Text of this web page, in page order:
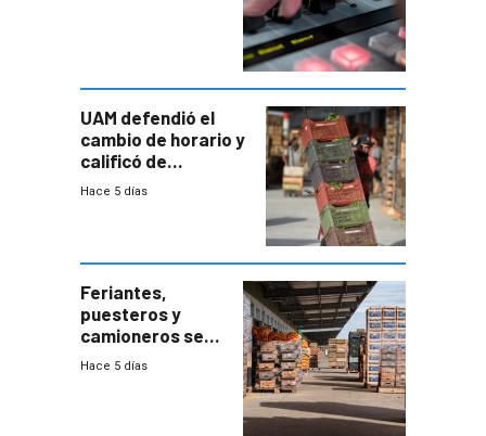
UAM defendió el
cambio de horario y
calificó de
“desproporcionado”
Hace 5 días
Feriantes,
puesteros y
camioneros se
movilizaron en
Hace 5 días